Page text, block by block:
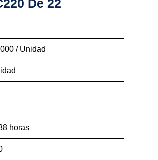
De 22
/ Unidad
horas